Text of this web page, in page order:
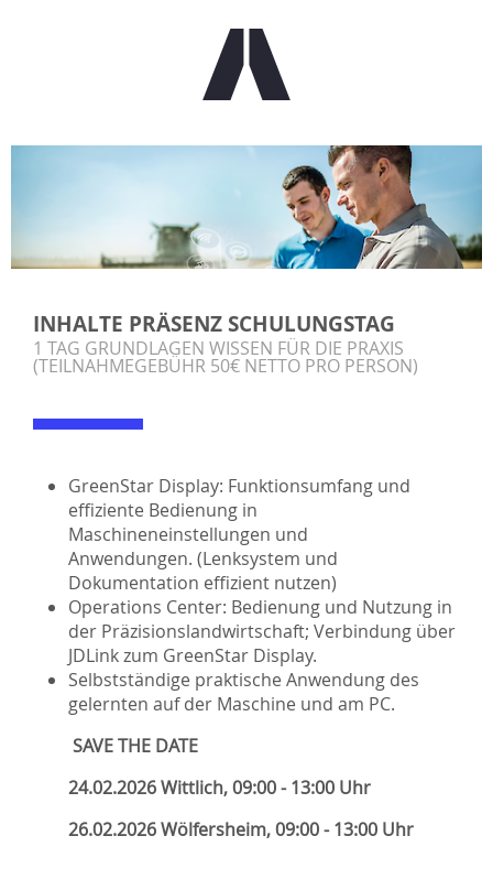
INHALTE PRÄSENZ SCHULUNGSTAG
1 TAG GRUNDLAGEN WISSEN FÜR DIE PRAXIS
(TEILNAHMEGEBÜHR 50€ NETTO PRO PERSON)
GreenStar Display: Funktionsumfang und
effiziente Bedienung in
Maschineneinstellungen und
Anwendungen. (Lenksystem und
Dokumentation effizient nutzen)
Operations Center: Bedienung und Nutzung in
der Präzisionslandwirtschaft; Verbindung über
JDLink zum GreenStar Display.
Selbstständige praktische Anwendung des
gelernten auf der Maschine und am PC.
SAVE THE DATE
24.02.2026 Wittlich, 09:00 - 13:00 Uhr
26.02.2026 Wölfersheim, 09:00 - 13:00 Uhr